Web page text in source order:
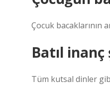
Çocuk bacaklarının
Batıl
Tüm kutsal dinler